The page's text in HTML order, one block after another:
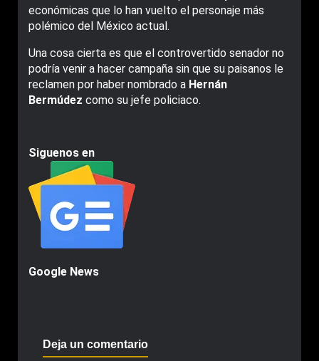
económicas que lo han vuelto el personaje más
polémico del México actual.
Una cosa cierta es que el controvertido senador no
podría venir a hacer campaña sin que su paisanos le
reclamen por haber nombrado a Hernán
Bermúdez como su jefe policiaco.
Siguenos en
Google News
Deja un comentario